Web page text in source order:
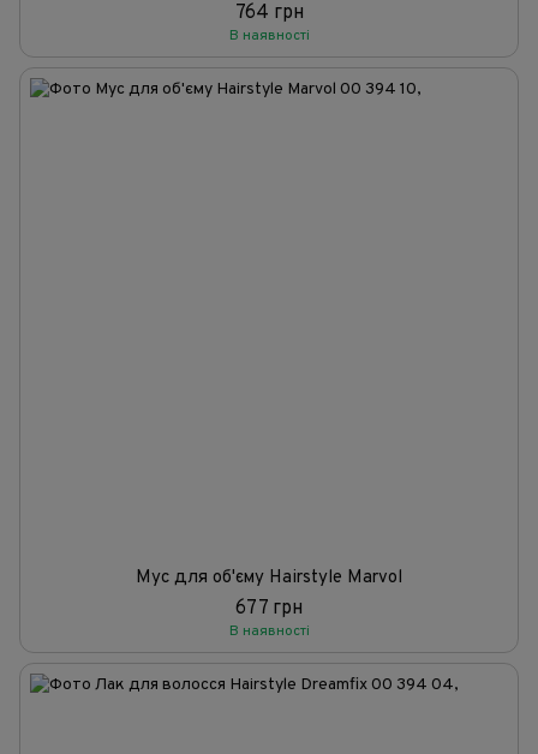
764 грн
В наявності
Мус для об'єму Hairstyle Marvol
677 грн
В наявності